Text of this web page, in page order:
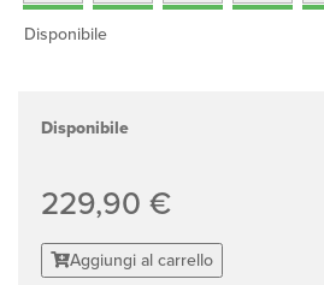
Disponibile
Disponibile
229,90 €
Aggiungi al carrello